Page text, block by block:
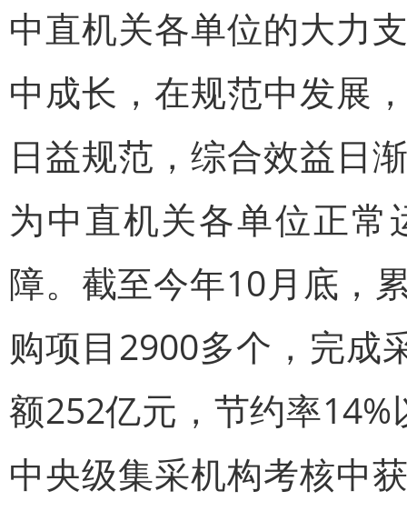
中直机关各单位的大力
中成长，在规范中发展
日益规范，综合效益日
为中直机关各单位正
障。截至今年10月底，
购项目2900多个，完成
额252亿元，节约率
中央级集采机构考核中